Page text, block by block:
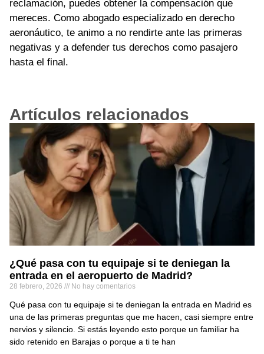
reclamación, puedes obtener la compensación que
mereces. Como abogado especializado en derecho
aeronáutico, te animo a no rendirte ante las primeras
negativas y a defender tus derechos como pasajero
hasta el final.
Artículos relacionados
¿Qué pasa con tu equipaje si te deniegan la
entrada en el aeropuerto de Madrid?
28 febrero, 2026 No hay comentarios
Qué pasa con tu equipaje si te deniegan la entrada en Madrid es
una de las primeras preguntas que me hacen, casi siempre entre
nervios y silencio. Si estás leyendo esto porque un familiar ha
sido retenido en Barajas o porque a ti te han